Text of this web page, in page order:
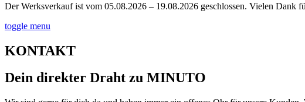
Der Werksverkauf ist vom 05.08.2026 – 19.08.2026 geschlossen. Vielen Dank
toggle menu
KONTAKT
Dein direkter Draht zu MINUTO